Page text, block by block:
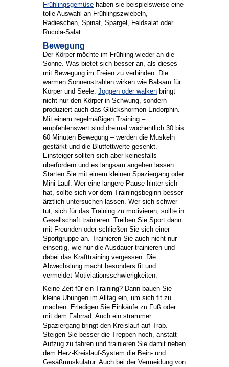
Frühlingsgemüse haben sie beispielsweise eine
tolle Auswahl an Frühlingszwiebeln,
Radieschen, Spinat, Spargel, Feldsalat oder
Rucola-Salat.
Bewegung
Der Körper möchte im Frühling wieder an die
Sonne. Was bietet sich besser an, als dieses
mit Bewegung im Freien zu verbinden. Die
warmen Sonnenstrahlen wirken wie Balsam für
Körper und Seele. Joggen oder walken bringt
nicht nur den Körper in Schwung, sondern
produziert auch das Glückshormon Endorphin.
Mit einem regelmäßigen Training –
empfehlenswert sind dreimal wöchentlich 30 bis
60 Minuten Bewegung – werden die Muskeln
gestärkt und die Blutfettwerte gesenkt.
Einsteiger sollten sich aber keinesfalls
überfordern und es langsam angehen lassen.
Starten Sie mit einem kleinen Spaziergang oder
Mini-Lauf. Wer eine längere Pause hinter sich
hat, sollte sich vor dem Trainingsbeginn besser
ärztlich untersuchen lassen. Wer sich schwer
tut, sich für das Training zu motivieren, sollte in
Gesellschaft trainieren. Treiben Sie Sport dann
mit Freunden oder schließen Sie sich einer
Sportgruppe an. Trainieren Sie auch nicht nur
einseitig, wie nur die Ausdauer trainieren und
dabei das Krafttraining vergessen. Die
Abwechslung macht besonders fit und
vermeidet Motiviationsschwierigkeiten.
Keine Zeit für ein Training? Dann bauen Sie
kleine Übungen im Alltag ein, um sich fit zu
machen. Erledigen Sie Einkäufe zu Fuß oder
mit dem Fahrrad. Auch ein strammer
Spaziergang bringt den Kreislauf auf Trab.
Steigen Sie besser die Treppen hoch, anstatt
Aufzug zu fahren und trainieren Sie damit neben
dem Herz-Kreislauf-System die Bein- und
Gesäßmuskulatur. Auch bei der Vermeidung von